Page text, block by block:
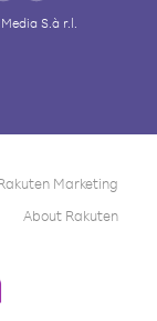
S.à r.l.
Marketing
About Rakuten